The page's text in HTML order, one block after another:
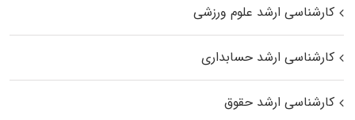
کارشناسی ارشد علوم ورزشی
کارشناسی ارشد حسابداری
کارشناسی ارشد حقوق